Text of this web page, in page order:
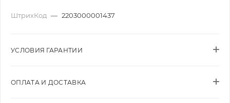
ШтрихКод — 2203000001437
УСЛОВИЯ ГАРАНТИИ
ОПЛАТА И ДОСТАВКА